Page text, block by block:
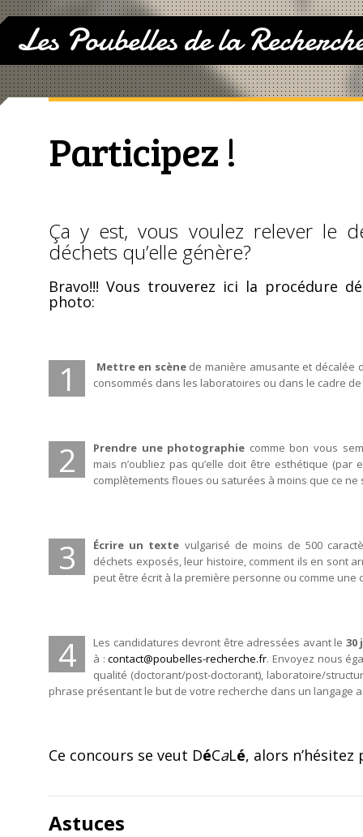
Les Poubelles de la
Participez !
Ça y est, vous voulez relever le
déchets qu’elle génère?
Bravo!!! Vous trouverez ici la procédure
photo:
1 Mettre en scènede manière amusante et décalée
consommés dans les laboratoires ou dans le cadre
2 Prendre une photographie comme bon vous
mais n’oubliez pas qu’elle doit être esthétique (par
complètements floues ou saturées à moins que ce
3 Écrire un texte vulgarisé de moins de 500
déchets exposés, leur histoire, comment ils en sont
peut être écrit à la première personne ou comme une
4 Les candidatures devront être adressées avant le 30
à :contact@poubelles-recherche.fr. Envoyez nous
qualité (doctorant/post-doctorant), laboratoire/
phrase présentant le but de votre recherche dans un langage
Ce concours se veut DéCaLé, alors
Astuces